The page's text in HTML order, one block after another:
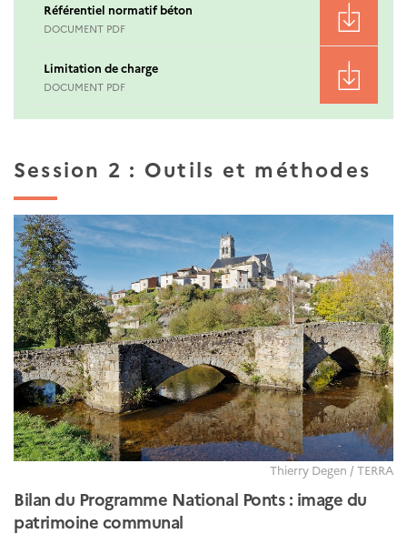
Référentiel normatif béton
DOCUMENT PDF
Limitation de charge
DOCUMENT PDF
Session 2 : Outils et méthodes
Thierry Degen / TERRA
Bilan du Programme National Ponts : image du
patrimoine communal